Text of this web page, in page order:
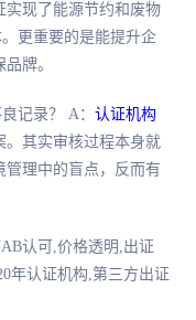
实现了能源节约和废物
更重要的是能提升企
牌。
记录？ A： 认证机构
。其实审核过程本身就
理中的盲点，反而有
认可,价格透明,出证
年认证机构,第三方出证